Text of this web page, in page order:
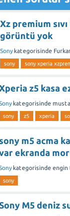
Xz premium
görüntü yok
Sonykategorisinde
sony sony xperia
z5 kasa
kategorisinde
sony z5 xperia
sony m5 acma
ekranda mor
kategorisinde engin
sony
Sony M5 deniz